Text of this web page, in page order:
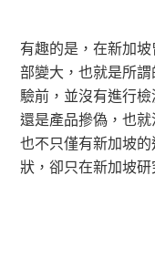
有趣的是，在新加
部變大，也就是所
驗前，並沒有進行
還是產品摻偽，也
也不只僅有新加坡
狀，卻只在新加坡研